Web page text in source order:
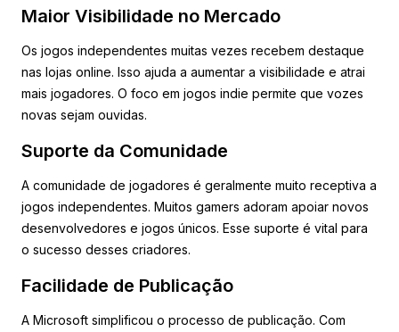
Maior Visibilidade no Mercado
Os jogos independentes muitas vezes recebem destaque
nas lojas online. Isso ajuda a aumentar a visibilidade e atrai
mais jogadores. O foco em jogos indie permite que vozes
novas sejam ouvidas.
Suporte da Comunidade
A comunidade de jogadores é geralmente muito receptiva a
jogos independentes. Muitos gamers adoram apoiar novos
desenvolvedores e jogos únicos. Esse suporte é vital para
o sucesso desses criadores.
Facilidade de Publicação
A Microsoft simplificou o processo de publicação. Com